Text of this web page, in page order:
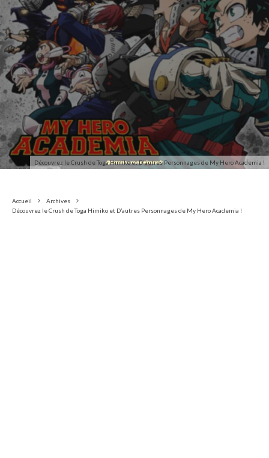
Découvrez le Crush de Toga Himiko et D'autres Personnages de My Hero Academia !
Accueil
Archives
Découvrez le Crush de Toga Himiko et D’autres Personnages de My Hero Academia !